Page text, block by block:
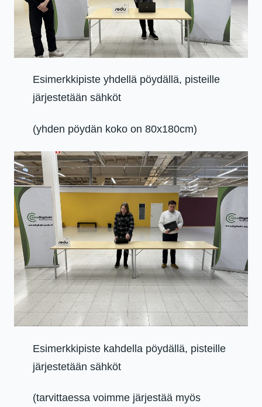
Esimerkkipiste yhdellä pöydällä, pisteille
järjestetään sähköt
(yhden pöydän koko on 80x180cm)
Esimerkkipiste kahdella pöydällä, pisteille
järjestetään sähköt
(tarvittaessa voimme järjestää myös